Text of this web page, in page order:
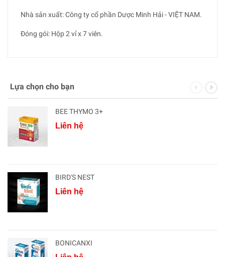
Nhà sản xuất: Công ty cổ phần Dược Minh Hải - VIỆT NAM.
Đóng gói: Hộp 2 vỉ x 7 viên.
Lựa chọn cho bạn
BEE THYMO 3+
Liên hệ
BIRD'S NEST
Liên hệ
BONICANXI